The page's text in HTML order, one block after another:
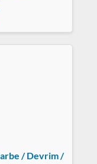
/ Devrim /